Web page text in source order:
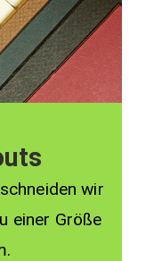
schneiden wir
einer Größe